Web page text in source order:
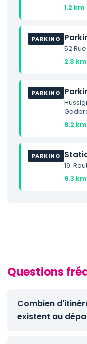
1.2 km
PARKING
52
2.8 km
PARKING
8.2 km
PARKING
19.
9.3 km
Questions
Combien
existent au